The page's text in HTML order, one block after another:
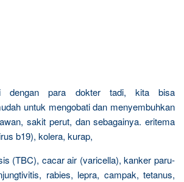
dengan para dokter tadi, kita bisa
untuk mengobati dan menyembuhkan
sakit perut, dan sebagainya. eritema
b19), kolera, kurap,
(TBC), cacar air (varicella), kanker paru-
rabies, lepra, campak, tetanus,